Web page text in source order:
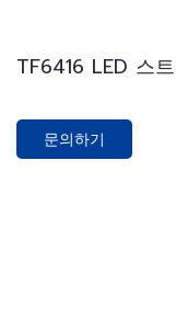
TF6416 LED 스
문의하기